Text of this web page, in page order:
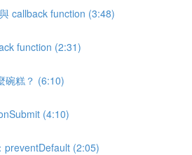
callback function (3:48)
function (2:31)
碗糕？ (6:10)
(4:10)
preventDefault (2:05)